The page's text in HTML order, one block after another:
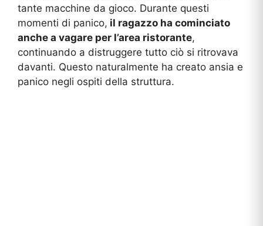
tante macchine da gioco. Durante questi
momenti di panico, il ragazzo ha cominciato
anche a vagare per l’area ristorante,
continuando a distruggere tutto ciò si ritrovava
davanti. Questo naturalmente ha creato ansia e
panico negli ospiti della struttura.